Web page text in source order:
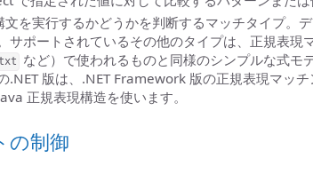
文を実行するかどうかを判断するマッチタイプ。
サポートされているその他のタイプは、正規表現
など）で使われるものと同様のシンプルな式モ
.NET 版は、.NET Framework 版の正規表現マッ
正規表現構造を使います。
の制御